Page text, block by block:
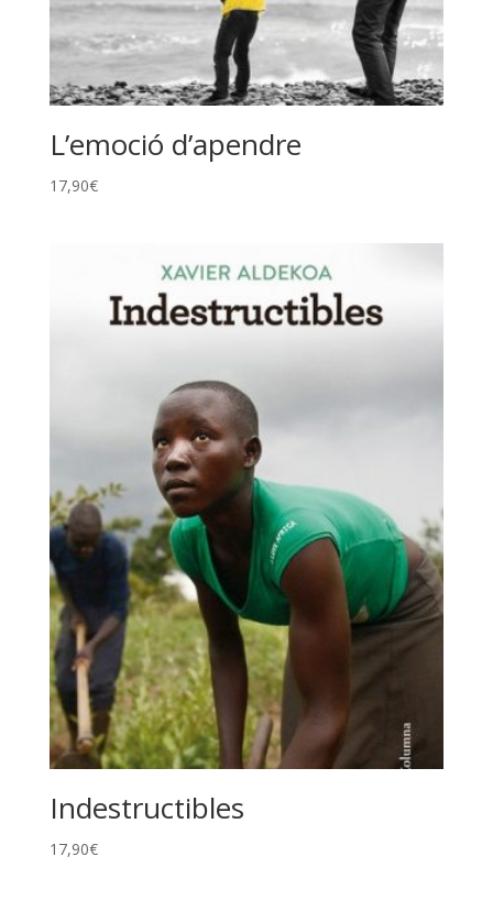
L’emoció d’apendre
17,90€
Indestructibles
17,90€